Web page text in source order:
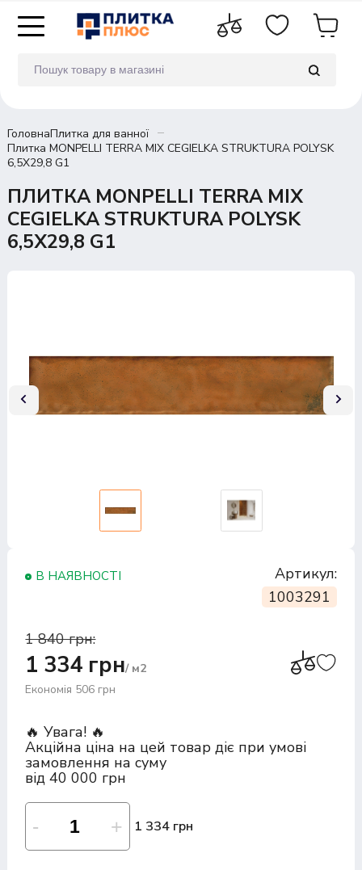
ГоловнаПлитка для ванної
Плитка MONPELLI TERRA MIX CEGIELKA STRUKTURA POLYSK
6,5X29,8 G1
ПЛИТКА MONPELLI TERRA MIX
CEGIELKA STRUKTURA POLYSK
6,5X29,8 G1
В НАЯВНОСТІ
Артикул:
1003291
1 840 грн:
1 334 грн/ м2
Економія 506 грн
🔥 Увага! 🔥
Акційна ціна на цей товар діє при умові
замовлення на суму
від 40 000 грн
1 334 грн